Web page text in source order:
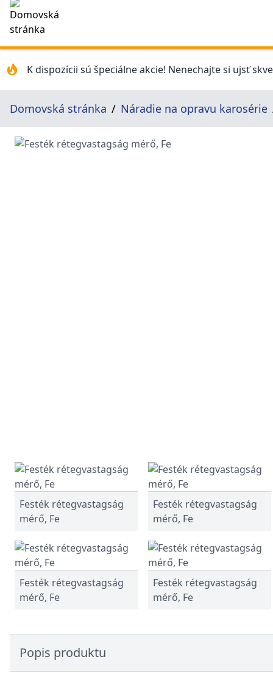
K dispozícii sú špeciálne akcie! Nenechajte si ujsť
Domovská stránka Náradie na opravu karosérie
Festék rétegvastagság
mérő, Fe
Festék rétegvastagság
mérő, Fe
Festék rétegvastagság
mérő, Fe
Festék rétegvastagság
mérő, Fe
Popis produktu